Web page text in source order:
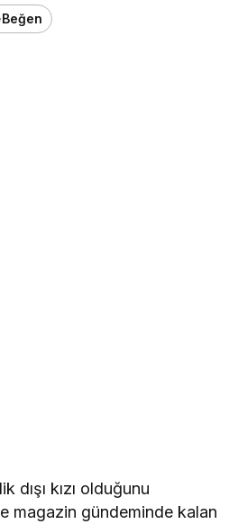
Beğen
dışı kızı olduğunu
magazin gündeminde kalan